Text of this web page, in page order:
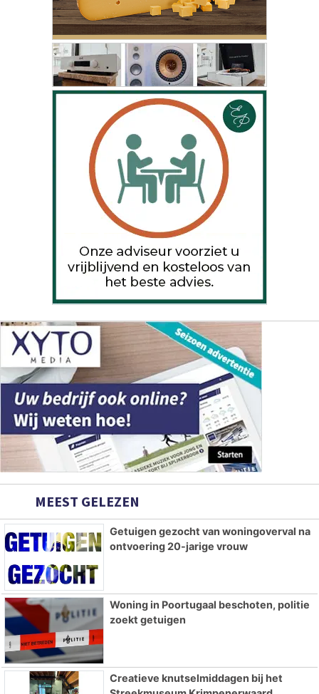
MEEST GELEZEN
Getuigen gezocht van woningoverval na
ontvoering 20-jarige vrouw
Woning in Poortugaal beschoten, politie
zoekt getuigen
Creatieve knutselmiddagen bij het